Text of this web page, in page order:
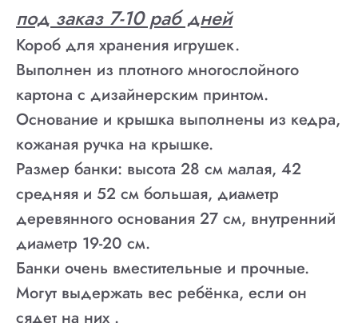
под заказ 7-10 раб дней
Короб для хранения игрушек.
Выполнен из плотного многослойного
картона с дизайнерским принтом.
Основание и крышка выполнены из кедра,
кожаная ручка на крышке.
Размер банки: высота 28 см малая, 42
средняя и 52 см большая, диаметр
деревянного основания 27 см, внутренний
диаметр 19-20 см.
Банки очень вместительные и прочные.
Могут выдержать вес ребёнка, если он
сядет на них .